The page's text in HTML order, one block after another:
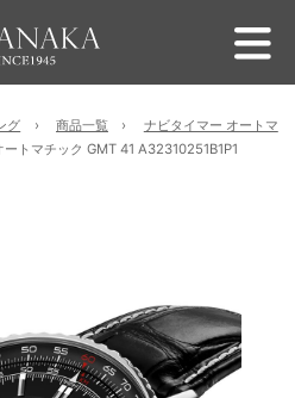
グ 商品一覧
ナビタイマー オートマ
ートマチック GMT 41 A32310251B1P1